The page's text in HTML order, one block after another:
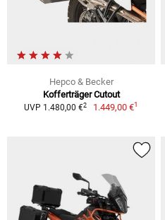
Hepco & Becker
Kofferträger Cutout
UVP 1.480,00 €2 1.449,00 €1